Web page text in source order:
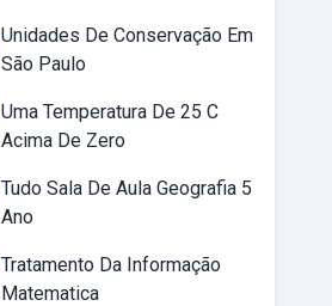
Unidades De Conservação Em
São Paulo
Uma Temperatura De 25 C
Acima De Zero
Tudo Sala De Aula Geografia 5
Ano
Tratamento Da Informação
Matematica